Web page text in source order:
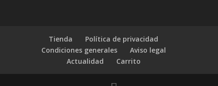
Tienda
Política de privacidad
Condiciones generales
Aviso legal
Actualidad
Carrito